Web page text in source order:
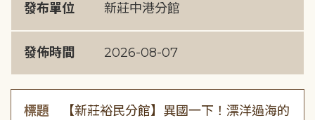
發布單位 新莊中港分館
發佈時間 2026-08-07
標題
【新莊裕民分館】異國一下！漂洋過海的